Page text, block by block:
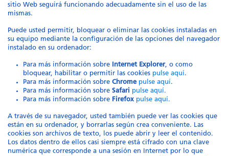
sitio Web seguirá funcionando adecuadamente sin el uso de las
mismas.
Puede usted permitir, bloquear o eliminar las cookies instaladas en
su equipo mediante la configuración de las opciones del navegador
instalado en su ordenador:
Para más información sobre Internet Explorer, o como
bloquear, habilitar o permitir las cookies pulse aquí.
Para más información sobre Chrome pulse aquí.
Para más información sobre Safari pulse aquí.
Para más información sobre Firefox pulse aquí.
A través de su navegador, usted también puede ver las cookies que
están en su ordenador, y borrarlas según crea conveniente. Las
cookies son archivos de texto, los puede abrir y leer el contenido.
Los datos dentro de ellos casi siempre está cifrado con una clave
numérica que corresponde a una sesión en Internet por lo que